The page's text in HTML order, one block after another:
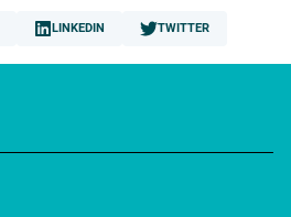
LINKEDIN TWITTER